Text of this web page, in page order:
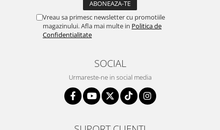
Vreau sa primesc newsletter cu promotiile
magazinului. Afla mai multe in Politica de
Confidentialitate
SOCIAL
Urmareste-ne in social media